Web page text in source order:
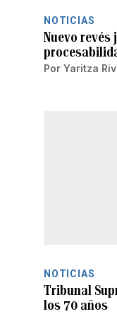
NOTICIAS
Nuevo
Por Yaritza
NOTICIAS
Tribunal
los 70 años